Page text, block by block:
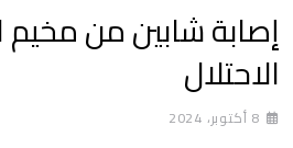
إصابة شابين من
الاحتلال
8 أكتوبر، 2024